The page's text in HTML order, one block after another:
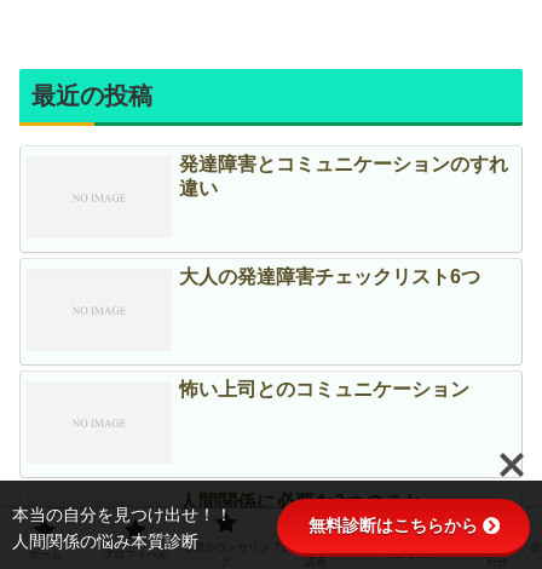
最近の投稿
発達障害とコミュニケーションのすれ
違い
大人の発達障害チェックリスト6つ
怖い上司とのコミュニケーション
人間関係に必要な2つのこと
プロフィール
心理カウンセリン
7日間無料メール
アメブロ
ご予約・お問い合
本当の自分を見つけ出せ！！
人間関係の悩み本質診断
無料診断はこちらから